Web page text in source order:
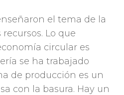
el tema de la
Lo que
circular es
se ha trabajado
de producción es un
con la basura. Hay un